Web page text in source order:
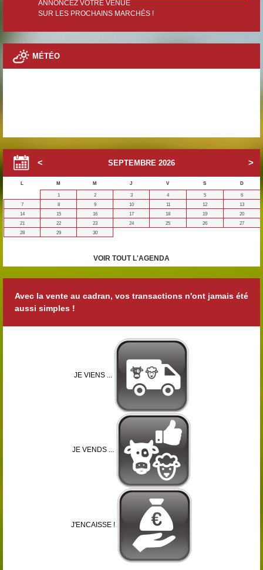
ANNONCEZ VOTRE VENUE
SUR LES PROCHAINS MARCHÉS !
MÉTÉO
SEPTEMBRE 2026
L M M J V S
D
1
2 3 4 5
6
7
8 9 10 11 12
13
14
15 16 17 18 19
20
21
22 23 24 25 26
27
28
29 30
VOIR TOUT L'AGENDA
Avec la vente au cadran, vos transactions n'ont jamais été
aussi simples !
JE VIENS ...
JE VENDS ...
J'ENCAISSE !